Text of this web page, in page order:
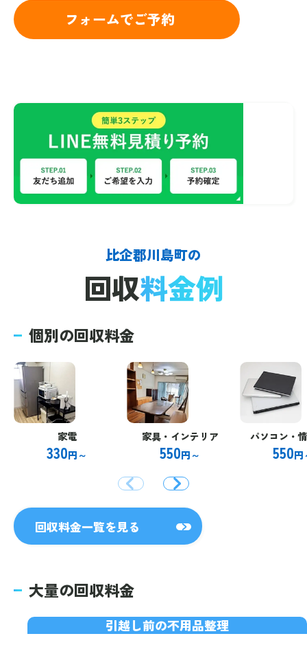
フォームでご予約
比企郡川島町の
回収料金例
個別の回収料金
家電
330円～
家具・インテリア
550円～
パソコン・
550円
回収料金一覧を見る
大量の回収料金
引越し前の不用品整理